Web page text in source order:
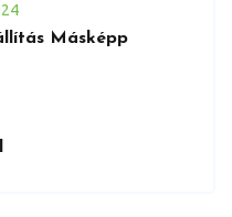
Másképp